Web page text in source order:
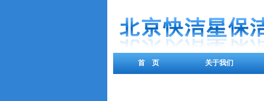
首 页 关于我们